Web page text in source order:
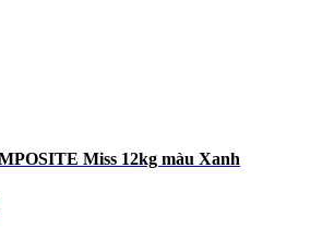
Bình gas COMPOSITE Miss 12kg màu Xanh